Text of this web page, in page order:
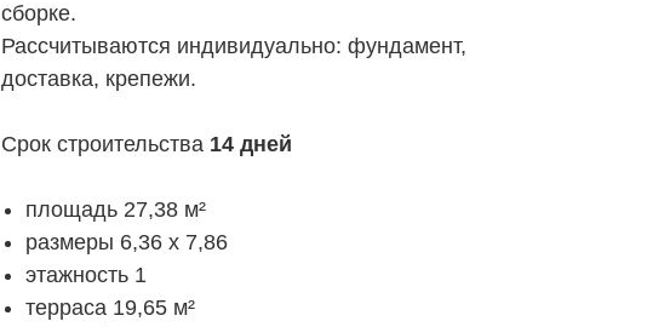
сборке.
Рассчитываются индивидуально: фундамент,
доставка, крепежи.
Срок строительства 14 дней
площадь 27,38 м²
размеры 6,36 х 7,86
этажность 1
терраса 19,65 м²